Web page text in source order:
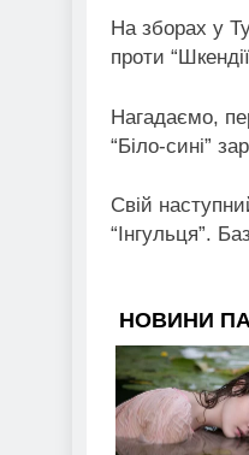
На зборах у
проти
Нагадаємо,
“Біло-сині”
Свій
“Інгульця”.